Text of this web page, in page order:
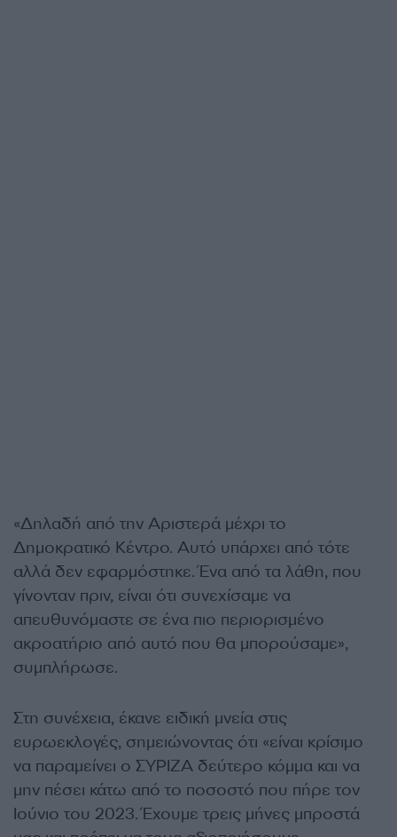
«Δηλαδή από την Αριστερά μέχρι το
Δημοκρατικό Κέντρο. Αυτό υπάρχει από τότε
αλλά δεν εφαρμόστηκε. Ένα από τα λάθη, που
γίνονταν πριν, είναι ότι συνεχίσαμε να
απευθυνόμαστε σε ένα πιο περιορισμένο
ακροατήριο από αυτό που θα μπορούσαμε»,
συμπλήρωσε.
Στη συνέχεια, έκανε ειδική μνεία στις
ευρωεκλογές, σημειώνοντας ότι «είναι κρίσιμο
να παραμείνει ο ΣΥΡΙΖΑ δεύτερο κόμμα και να
μην πέσει κάτω από το ποσοστό που πήρε τον
Ιούνιο του 2023. Έχουμε τρεις μήνες μπροστά